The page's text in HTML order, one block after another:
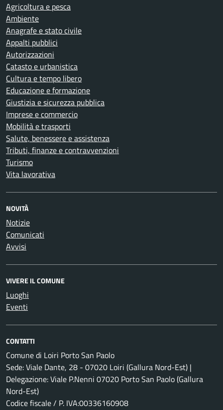
Agricoltura e pesca
Ambiente
Anagrafe e stato civile
Appalti pubblici
Autorizzazioni
Catasto e urbanistica
Cultura e tempo libero
Educazione e formazione
Giustizia e sicurezza pubblica
Imprese e commercio
Mobilità e trasporti
Salute, benessere e assistenza
Tributi, finanze e contravvenzioni
Turismo
Vita lavorativa
NOVITÀ
Notizie
Comunicati
Avvisi
VIVERE IL COMUNE
Luoghi
Eventi
CONTATTI
Comune di Loiri Porto San Paolo
Sede: Viale Dante, 28 - 07020 Loiri (Gallura Nord-Est) |
Delegazione: Viale P.Nenni 07020 Porto San Paolo (Gallura
Nord-Est)
Codice fiscale / P. IVA:00336160908